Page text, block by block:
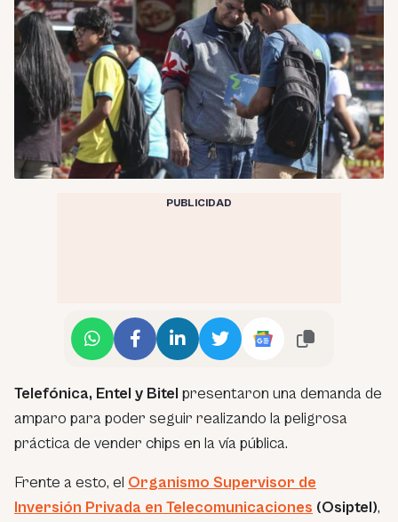
PUBLICIDAD
Telefónica, Entel y Bitel presentaron una demanda de
amparo para poder seguir realizando la peligrosa
práctica de vender chips en la vía pública.
Frente a esto, el Organismo Supervisor de
Inversión Privada en Telecomunicaciones (Osiptel),